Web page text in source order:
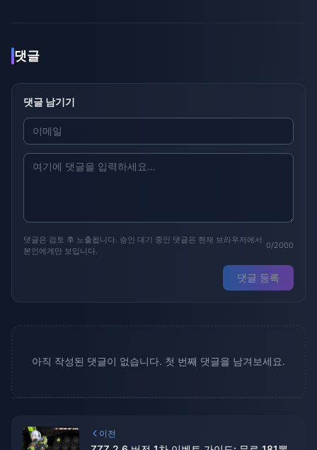
댓글
댓글 남기기
댓글은 검토 후 노출됩니다. 승인 대기 중인 댓글은 현재 브라우저에서
본인에게만 보입니다.
0/2000
댓글 등록
아직 작성된 댓글이 없습니다. 첫 번째 댓글을 남겨보세요.
이전